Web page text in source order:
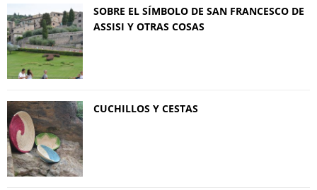
SOBRE EL SÍMBOLO DE SAN FRANCESCO DE
ASSISI Y OTRAS COSAS
CUCHILLOS Y CESTAS